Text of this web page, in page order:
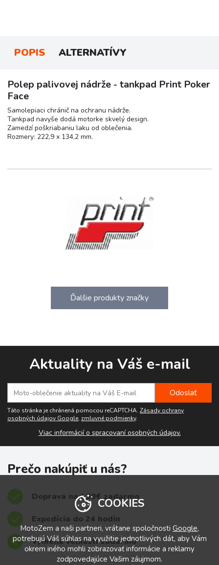
POPIS ALTERNATÍVY
Polep palivovej nádrže - tankpad Print Poker
Face
Samolepiaci chránič na ochranu nádrže.
Tankpad navyše dodá motorke skvelý design.
Zamedzí poškriabaniu laku od oblečenia.
Rozmery: 222,9 x 134,2 mm.
Ďalšie produkty značky
Aktuality na Váš e-mail
Táto stránka je chránená pomocou reCAPTCHA. Zásady ochrany
osobných údajov Google, zmluvné podmienky.
Viac informácií o spracovaní osobných údajov.
Prečo nakúpiť u nás?
Doprava nad 39€ zadarmo
Expedícia do 24 hodín
Výmena veľkostí zadarmo
COOKIES
MotoZem a naši partneri, vrátane spoločnosti Google,
potrebujú Váš súhlas na využitie jednotlivých dát, aby Vám
okrem iného mohli zobrazovať informácie a reklamy
zodpovedajúce Vašim záujmom.